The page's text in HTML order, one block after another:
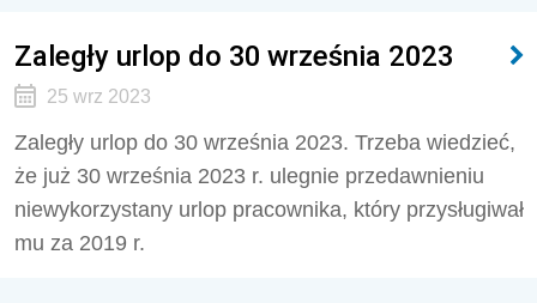
Zaległy urlop do 30 września 2023
25 wrz 2023
Zaległy urlop do 30 września 2023. Trzeba wiedzieć,
że już 30 września 2023 r. ulegnie przedawnieniu
niewykorzystany urlop pracownika, który przysługiwał
mu za 2019 r.